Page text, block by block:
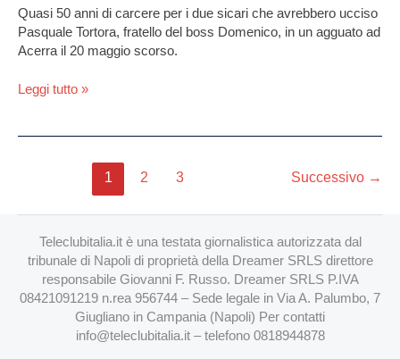
Quasi 50 anni di carcere per i due sicari che avrebbero ucciso
Pasquale Tortora, fratello del boss Domenico, in un agguato ad
Acerra il 20 maggio scorso.
condanne
per
killer
Leggi tutto »
1 2 3 Successivo →
Teleclubitalia.it è una testata giornalistica autorizzata dal
tribunale di Napoli di proprietà della Dreamer SRLS direttore
responsabile Giovanni F. Russo. Dreamer SRLS P.IVA
08421091219 n.rea 956744 – Sede legale in Via A. Palumbo, 7
Giugliano in Campania (Napoli) Per contatti
info@teleclubitalia.it– telefono 0818944878